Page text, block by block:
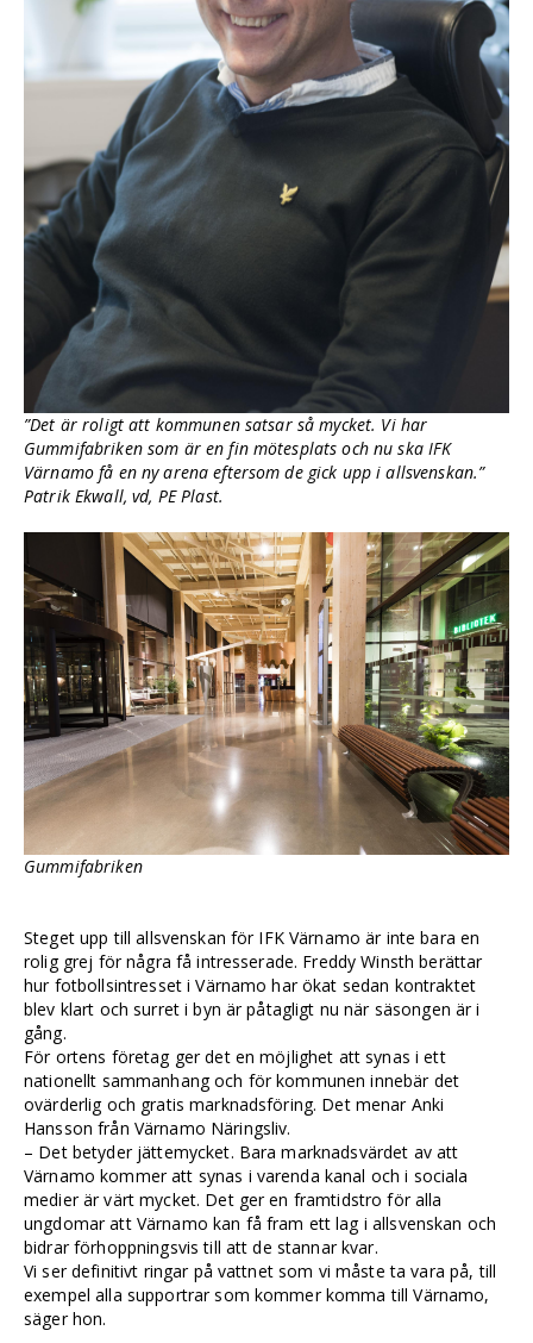
”Det är roligt att kommunen satsar så mycket. Vi har
Gummifabriken som är en fin mötesplats och nu ska IFK
Värnamo få en ny arena eftersom de gick upp i allsvenskan.”
Patrik Ekwall, vd, PE Plast.
Gummifabriken
Steget upp till allsvenskan för IFK Värnamo är inte bara en
rolig grej för några få intresserade. Freddy Winsth berättar
hur fotbollsintresset i Värnamo har ökat sedan kontraktet
blev klart och surret i byn är påtagligt nu när säsongen är i
gång.
För ortens företag ger det en möjlighet att synas i ett
nationellt sammanhang och för kommunen innebär det
ovärderlig och gratis marknadsföring. Det menar Anki
Hansson från Värnamo Näringsliv.
– Det betyder jättemycket. Bara marknadsvärdet av att
Värnamo kommer att synas i varenda kanal och i sociala
medier är värt mycket. Det ger en framtidstro för alla
ungdomar att Värnamo kan få fram ett lag i allsvenskan och
bidrar förhoppningsvis till att de stannar kvar.
Vi ser definitivt ringar på vattnet som vi måste ta vara på, till
exempel alla supportrar som kommer komma till Värnamo,
säger hon.